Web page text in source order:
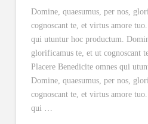
Domine, quaesumus, per nos,
cognoscant te, et virtus amore
qui utuntur hoc productum.
glorificamus te, et ut cognoscant
Placere Benedicite omnes qui
Domine, quaesumus, per nos,
cognoscant te, et virtus amore
qui …